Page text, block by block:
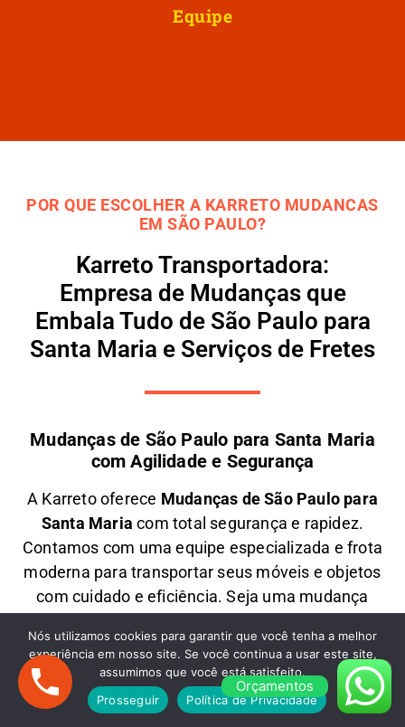
Equipe
POR QUE ESCOLHER A KARRETO MUDANCAS
EM SÃO PAULO?
Karreto Transportadora:
Empresa de Mudanças que
Embala Tudo de São Paulo para
Santa Maria e Serviços de Fretes
Mudanças de São Paulo para Santa Maria
com Agilidade e Segurança
A Karretooferece Mudanças de São Paulo para
Santa Maria com total segurança e rapidez.
Contamos com uma equipe especializada e frota
moderna para transportar seus móveis e objetos
comcuidado e eficiência. Seja uma mudança
justos e atendimento personalizado . Solicite um
orçamento emude com tranquilidade!
Mudanças Comerciais: Organização e
Orçamentos
Nós utilizamos cookies para garantir que você tenha a melhor
experiência em nosso site. Se você continua a usar este site,
assumimos que você está satisfeito.
Prosseguir
Política de Privacidade